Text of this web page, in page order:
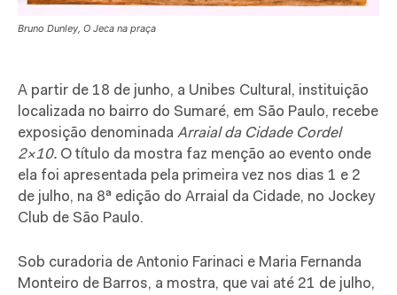
Bruno Dunley, O Jeca na praça
A partir de 18 de junho, a Unibes Cultural, instituição
localizada no bairro do Sumaré, em São Paulo, recebe
exposição denominada Arraial da Cidade Cordel
2×10. O título da mostra faz menção ao evento onde
ela foi apresentada pela primeira vez nos dias 1 e 2
de julho, na 8ª edição do Arraial da Cidade, no Jockey
Club de São Paulo.
Sob curadoria de Antonio Farinaci e Maria Fernanda
Monteiro de Barros, a mostra, que vai até 21 de julho,